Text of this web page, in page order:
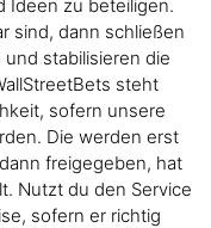
Ideen zu beteiligen.
sind, dann schließen
stabilisieren die
steht
sofern unsere
Die werden erst
freigegeben, hat
Nutzt du den Service
sofern er richtig